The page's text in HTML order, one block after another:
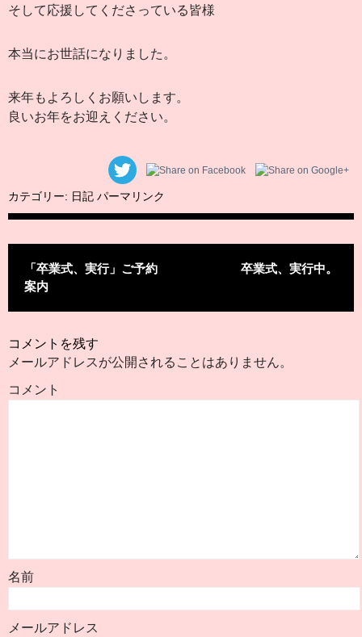
そして応援してくださっている皆様
本当にお世話になりました。
来年もよろしくお願いします。
良いお年をお迎えください。
カテゴリー: 日記 パーマリンク
投稿ナビゲーション
「卒業式、実行」ご予約
案内
卒業式、実行中。
コメントを残す
メールアドレスが公開されることはありません。
コメント
名前
メールアドレス